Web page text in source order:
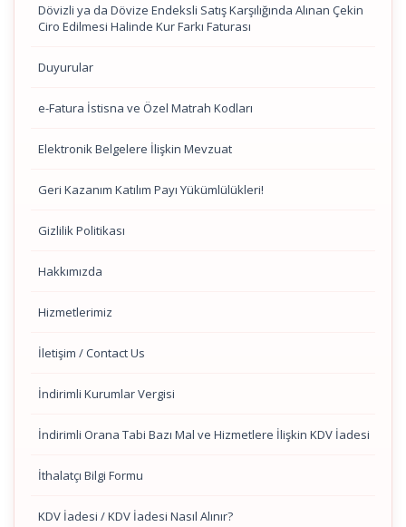
Dövizli ya da Dövize Endeksli Satış Karşılığında Alınan Çekin
Ciro Edilmesi Halinde Kur Farkı Faturası
Duyurular
e-Fatura İstisna ve Özel Matrah Kodları
Elektronik Belgelere İlişkin Mevzuat
Geri Kazanım Katılım Payı Yükümlülükleri!
Gizlilik Politikası
Hakkımızda
Hizmetlerimiz
İletişim / Contact Us
İndirimli Kurumlar Vergisi
İndirimli Orana Tabi Bazı Mal ve Hizmetlere İlişkin KDV İadesi
İthalatçı Bilgi Formu
KDV İadesi / KDV İadesi Nasıl Alınır?